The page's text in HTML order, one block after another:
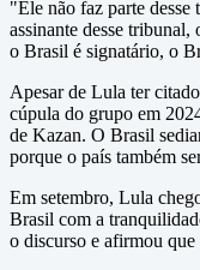
"Ele não faz parte
assinante desse
o Brasil é signatário, o
Apesar de Lula ter
cúpula do grupo em
de Kazan. O Brasil
porque o país também
Em setembro, Lula
Brasil com a
o discurso e afirmou que